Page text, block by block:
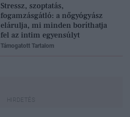
Stressz, szoptatás,
fogamzásgátló: a nőgyógyász
elárulja, mi minden boríthatja
fel az intim egyensúlyt
Támogatott Tartalom